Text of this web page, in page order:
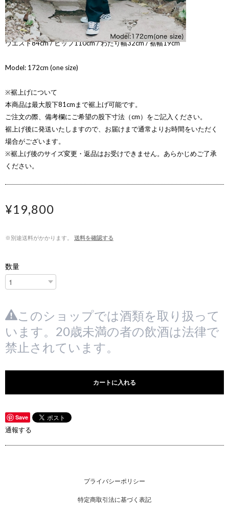
【寸法】
ウエスト84cm / ヒップ110cm / わたり幅32cm / 裾幅19cm
Model: 172cm (one size)
※裾上げについて
本商品は最大股下81cmまで裾上げ可能です。
ご注文の際、備考欄にご希望の股下寸法（cm）をご記入ください。
裾上げ後に発送いたしますので、お届けまで通常よりお時間をいただく
場合がございます。
※裾上げ後のサイズ変更・返品はお受けできません。あらかじめご了承
ください。
¥19,800
※別途送料がかかります。 送料を確認する
数量
このショップでは酒類を取り扱って
います。20歳未満の者の飲酒は法律で
禁止されています。
カートに入れる
Save
通報する
プライバシーポリシー
特定商取引法に基づく表記